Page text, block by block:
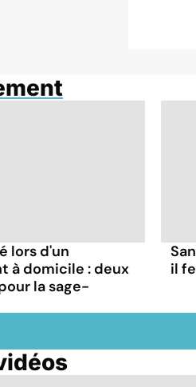
lors d'un
à domicile : deux
la sage-
il